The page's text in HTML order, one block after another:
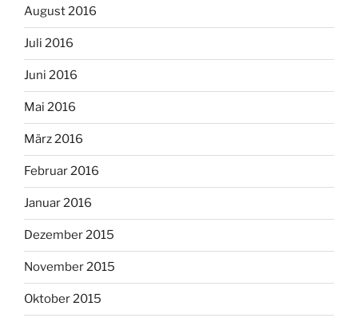
August 2016
Juli 2016
Juni 2016
Mai 2016
März 2016
Februar 2016
Januar 2016
Dezember 2015
November 2015
Oktober 2015